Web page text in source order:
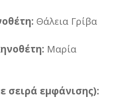
Θάλεια Γρίβα
Μαρία
σειρά εμφάνισης):